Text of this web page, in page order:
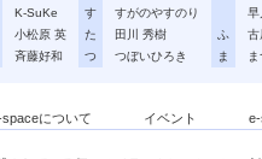
K-SuKe
小松原 英
斉藤好和
す
すがのやすのり
た
田川 秀樹
つ
つぼいひろき
早
ふ
古
ま
spaceについて イベント